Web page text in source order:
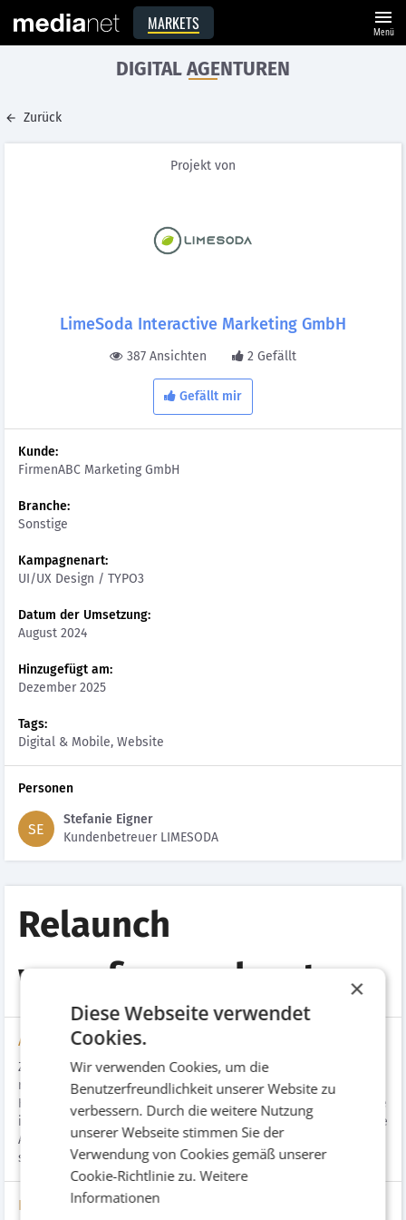
MARKETS menu
Menü
DIGITAL AGENTUREN
Zurück
Projekt von
LimeSoda Interactive Marketing GmbH
387 Ansichten 2 Gefällt
Gefällt mir
Kunde:
FirmenABC Marketing GmbH
Branche:
Sonstige
Kampagnenart:
UI/UX Design / TYPO3
Datum der Umsetzung:
August 2024
Hinzugefügt am:
Dezember 2025
Tags:
Digital & Mobile, Website
Personen
SE
Stefanie Eigner
Kundenbetreuer LIMESODA
Relaunch
www.firmenabc.at
Aufgabenstellung
Ziel war der umfassende Relaunch von FirmenABC, einem der
reichweitenstärksten Branchenportale Österreichs. Die
Herausforderung bestand darin, die enorme Informationsdichte
in eine moderne, frische User Experience zu überführen und die
Auffindbarkeit sowie Präsentation der Unternehmenseinträge
signifikant zu verbessern.
Lösung
×
Diese Webseite verwendet
Cookies.
Wir verwenden Cookies, um die
Benutzerfreundlichkeit unserer Website zu
verbessern. Durch die weitere Nutzung
unserer Webseite stimmen Sie der
Verwendung von Cookies gemäß unserer
Cookie-Richtlinie zu.Weitere
Informationen